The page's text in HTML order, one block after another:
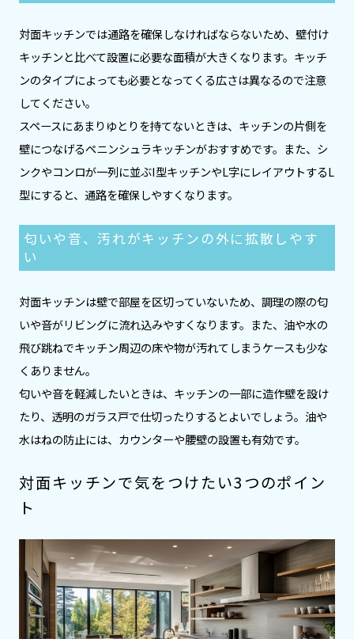
対面キッチンでは通路を確保しなければならないため、壁付け
キッチンと比べて設置に必要な面積が大きくなります。キッチ
ンのタイプによっても必要となってくる広さは異なるので注意
してください。
スペースにあまりゆとりを持てないときは、キッチンの片側を
壁につなげるペニンシュラキッチンがおすすめです。また、シ
ンクやコンロが一列に並ぶI型キッチンやL字にレイアウトするL
型にすると、通路を確保しやすくなります。
匂いや音、汚れがキッチンの外に拡散しやす
い
対面キッチンは壁で部屋を区切っていないため、調理の際の匂
いや音がリビングに流れ込みやすくなります。また、油や水の
飛び跳ねでキッチン周辺の床や物が汚れてしまうケースも少な
くありません。
匂いや音を軽減したいときは、キッチンの一部に造作壁を設け
たり、透明のガラス戸で仕切ったりするとよいでしょう。油や
水はねの防止には、カウンターや腰壁の設置も有効です。
対面キッチンで気をつけたい3つのポイン
ト